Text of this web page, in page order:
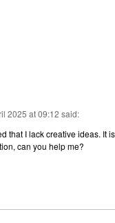
2025 at 09:12 said:
that I lack creative ideas. It
can you help me?